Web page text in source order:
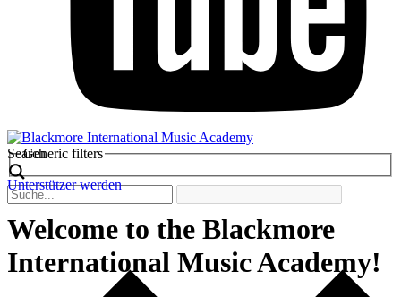
Search
Generic filters
Unterstützer werden
Welcome to the Blackmore
International Мusic Academy!